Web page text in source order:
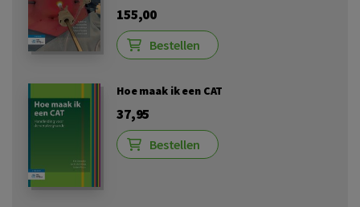
155,00
Bestellen
Hoe maak ik een CAT
37,95
Bestellen